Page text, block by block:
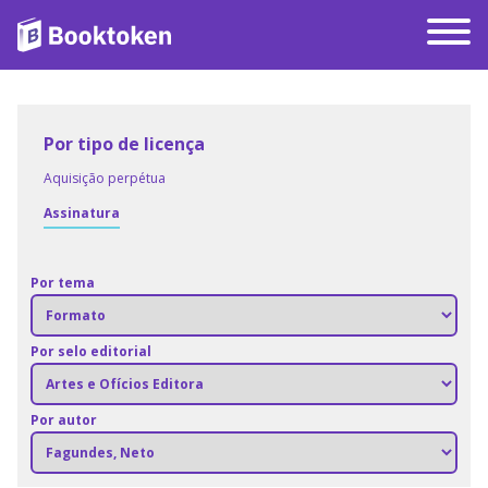
Por tipo de licença
Aquisição perpétua
Assinatura
Por tema
Por selo editorial
Por autor